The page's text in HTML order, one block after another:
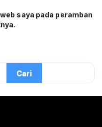
saya pada peramban